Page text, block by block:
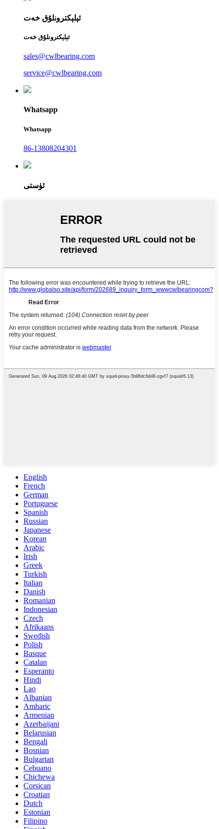
ئېلېكترونلۇق خەت
ئېلېكترونلۇق خەت
sales@cwlbearing.com
service@cwlbearing.com
Whatsapp
Whatsapp
86-13808204301
ئۈستى
English
French
German
Portuguese
Spanish
Russian
Japanese
Korean
Arabic
Irish
Greek
Turkish
Italian
Danish
Romanian
Indonesian
Czech
Afrikaans
Swedish
Polish
Basque
Catalan
Esperanto
Hindi
Lao
Albanian
Amharic
Armenian
Azerbaijani
Belarusian
Bengali
Bosnian
Bulgarian
Cebuano
Chichewa
Corsican
Croatian
Dutch
Estonian
Filipino